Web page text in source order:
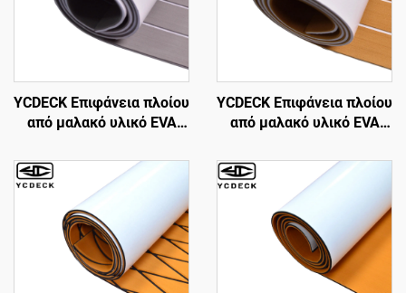
YCDECK Επιφάνεια πλοίου
από μαλακό υλικό EVA
επιφάνεια για πλοία,
ταπετσάρι επιφάνειας
πλοίου για πλοία Jon,
πλατφόρμα βάσης,
επιφάνεια RV
YCDECK Επιφάνεια πλοίου
από μαλακό υλικό EVA
επιφάνεια, Ταπετσάρι
κορυφής κρυοθυλώνων,
μη σκυθούμενη
αυτοκολλητική επιφάνεια
για πλοία Jon, επιφάνεια
γιολού